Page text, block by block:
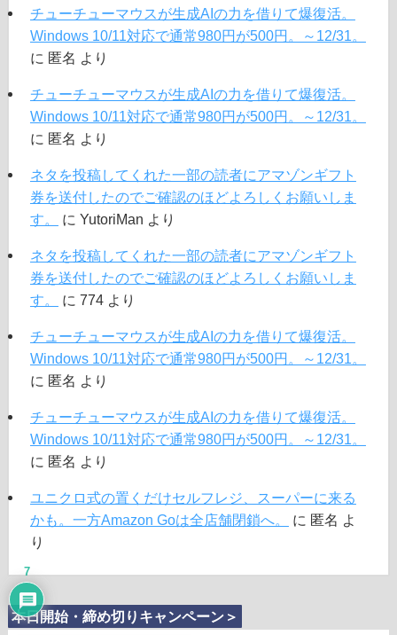
チューチューマウスが生成AIの力を借りて爆復活。
Windows 10/11対応で通常980円が500円。～12/31。
に 匿名 より
チューチューマウスが生成AIの力を借りて爆復活。
Windows 10/11対応で通常980円が500円。～12/31。
に 匿名 より
ネタを投稿してくれた一部の読者にアマゾンギフト
券を送付したのでご確認のほどよろしくお願いしま
す。
に YutoriMan より
ネタを投稿してくれた一部の読者にアマゾンギフト
券を送付したのでご確認のほどよろしくお願いしま
す。
に 774より
チューチューマウスが生成AIの力を借りて爆復活。
Windows 10/11対応で通常980円が500円。～12/31。
に 匿名 より
チューチューマウスが生成AIの力を借りて爆復活。
Windows 10/11対応で通常980円が500円。～12/31。
に 匿名 より
ユニクロ式の置くだけセルフレジ、スーパーに来る
かも。一方Amazon Goは全店舗閉鎖へ。
に 匿名 よ
り
本日開始・締め切りキャンペーン＞
7